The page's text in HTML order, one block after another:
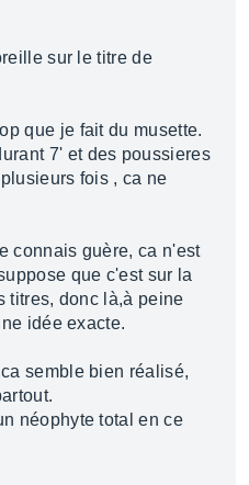
sur le titre de
que je fait du musette.
7' et des poussieres
fois , ca ne
connais guère, ca n'est
que c'est sur la
titres, donc là,à peine
idée exacte.
semble bien réalisé,
néophyte total en ce